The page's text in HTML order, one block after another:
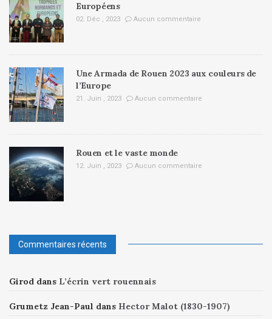
Européens
02. Déc , 2023 Aucun commentaire
Une Armada de Rouen 2023 aux couleurs de
l’Europe
21. Juin , 2023 Aucun commentaire
Rouen et le vaste monde
12. Juin , 2023 Aucun commentaire
Commentaires récents
Girod dans L’écrin vert rouennais
Grumetz Jean-Paul dans Hector Malot (1830-1907)